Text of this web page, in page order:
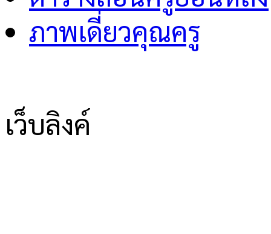
ภาพเดี่ยวคุณครู
เว็บลิงค์